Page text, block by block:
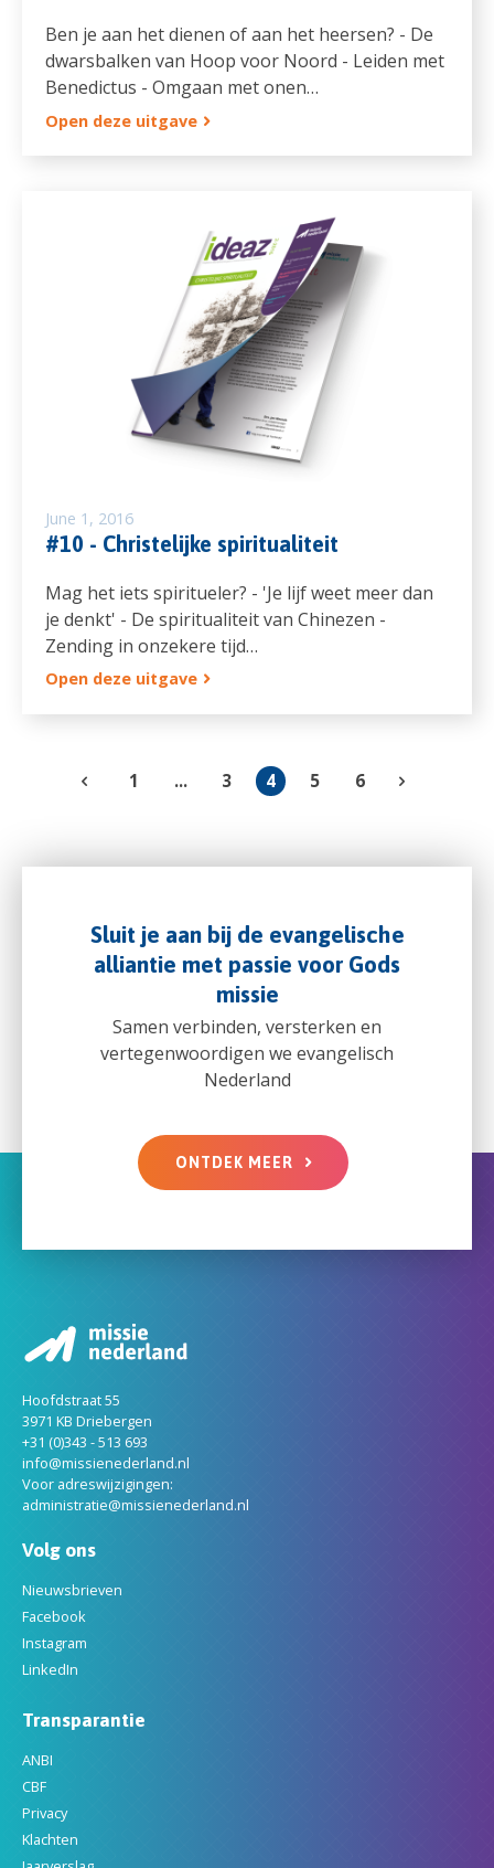
Ben je aan het dienen of aan het heersen? - De
dwarsbalken van Hoop voor Noord - Leiden met
Benedictus - Omgaan met onen…
Open deze uitgave
June 1, 2016
#10 - Christelijke spiritualiteit
Mag het iets spiritueler? - 'Je lijf weet meer dan
je denkt' - De spiritualiteit van Chinezen -
Zending in onzekere tijd…
Open deze uitgave
1 ... 3 4 5 6
Sluit je aan bij de evangelische
alliantie met passie voor Gods
missie
Samen verbinden, versterken en
vertegenwoordigen we evangelisch
Nederland
ONTDEK MEER
Hoofdstraat 55
3971 KB Driebergen
+31 (0)343 - 513 693
info@missienederland.nl
Voor adreswijzigingen:
administratie@missienederland.nl
Volg ons
Nieuwsbrieven
Facebook
Instagram
LinkedIn
Transparantie
ANBI
CBF
Privacy
Klachten